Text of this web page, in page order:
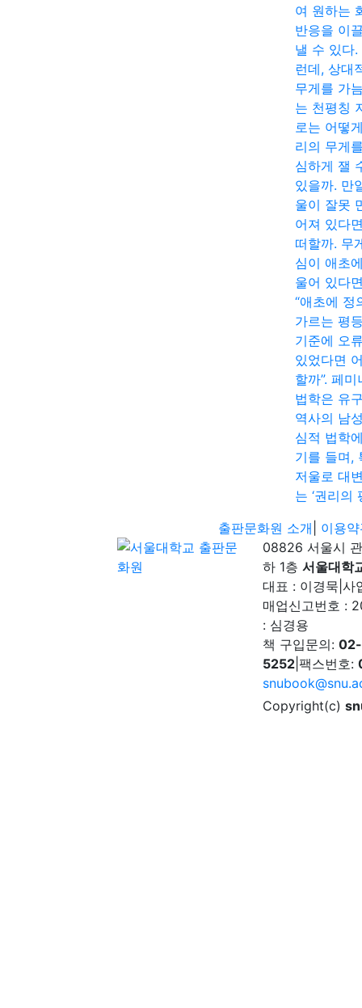
여 원하는
반응을 이
낼 수 있다.
런데, 상대
무게를 가
는 천평칭
로는 어떻
리의 무게
심하게 잴
있을까. 만
울이 잘못
어져 있다
떠할까. 무
심이 애초
울어 있다
“애초에 정
가르는 평
기준에 오
있었다면
할까”. 페미
법학은 유
역사의 남
심적 법학
기를 들며,
저울로 대
는 ‘권리의
출판문화원 소개
이용
08826 서울시
하 1층 서울대학
대표 : 이경묵 사
매업신고번호 :
: 심경용
책 구입문의:
5252 팩스번호:
Copyright(c)